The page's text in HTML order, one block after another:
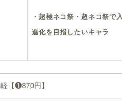
・超極ネコ祭・超ネコ祭
進化を目指したいキャラ
軽【❶870円】